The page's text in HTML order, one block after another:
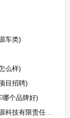
车类)
么样)
目招聘)
哪个品牌好)
限责任公司招标)